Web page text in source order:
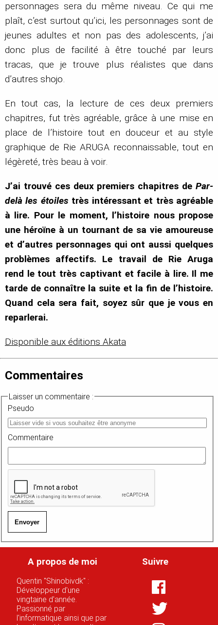
personnages sera du même niveau. Ce qui me
plaît, c’est surtout qu’ici, les personnages sont de
jeunes adultes et non pas des adolescents, j’ai
donc plus de facilité à être touché par leurs
tracas, que je trouve plus réalistes que dans
d’autres shojo.
En tout cas, la lecture de ces deux premiers
chapitres, fut très agréable, grâce à une mise en
place de l’histoire tout en douceur et au style
graphique de Rie ARUGA reconnaissable, tout en
légèreté, très beau à voir.
J’ai trouvé ces deux premiers chapitres de Par-
delà les étoiles très intéressant et très agréable
à lire. Pour le moment, l’histoire nous propose
une héroïne à un tournant de sa vie amoureuse
et d’autres personnages qui ont aussi quelques
problèmes affectifs. Le travail de Rie Aruga
rend le tout très captivant et facile à lire. Il me
tarde de connaître la suite et la fin de l’histoire.
Quand cela sera fait, soyez sûr que je vous en
reparlerai.
Disponible aux éditions Akata
Commentaires
Laisser un commentaire :
Pseudo
Commentaire
Envoyer
A propos de moi
Quentin "Shinobivdk" :
Développeur d'une
vingtaine d'année.
Passionné par
l'informatique ainsi que par
Suivre